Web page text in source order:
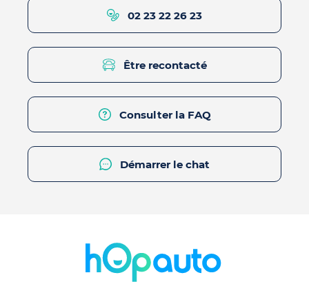
02 23 22 26 23
Être recontacté
Consulter la FAQ
Démarrer le chat